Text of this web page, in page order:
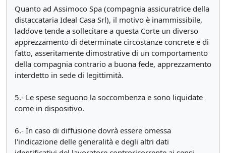
Quanto ad Assimoco Spa (compagnia assicuratrice della
distaccataria Ideal Casa Srl), il motivo è inammissibile,
laddove tende a sollecitare a questa Corte un diverso
apprezzamento di determinate circostanze concrete e di
fatto, asseritamente dimostrative di un comportamento
della compagnia contrario a buona fede, apprezzamento
interdetto in sede di legittimità.
5.- Le spese seguono la soccombenza e sono liquidate
come in dispositivo.
6.- In caso di diffusione dovrà essere omessa
l'indicazione delle generalità e degli altri dati